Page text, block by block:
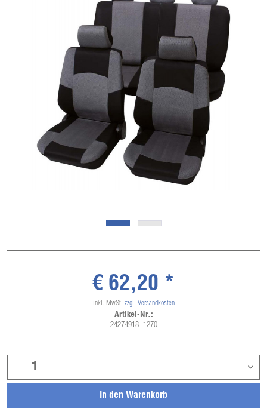
In den Warenkorb
€ 62,20 *
inkl. MwSt. zzgl. Versandkosten
Artikel-Nr.:
24274918_1270